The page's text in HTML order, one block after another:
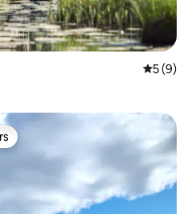
5 (9)
plus appréciés